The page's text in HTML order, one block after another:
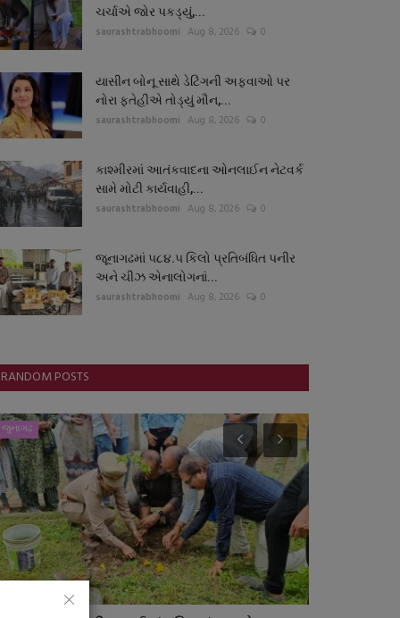
ચર્ચાએ જોર પકડ્યું,...
saurashtrabhoomi Aug 8, 2026 0
યાસીન બોનૂ સાથે ડેટિંગની અફવાઓ પર
નોરા ફતેહીએ તોડ્યું મૌન,...
saurashtrabhoomi Aug 8, 2026 0
કાશ્મીરમાં આતંકવાદના ઓનલાઈન નેટવર્ક
સામે મોટી કાર્યવાહી,...
saurashtrabhoomi Aug 8, 2026 0
જૂનાગઢમાં ૫૮૪.૫ કિલો પ્રતિબંધિત પનીર
અને ચીઝ એનાલોગનાં...
saurashtrabhoomi Aug 8, 2026 0
RANDOM POSTS
જુનાગઢ